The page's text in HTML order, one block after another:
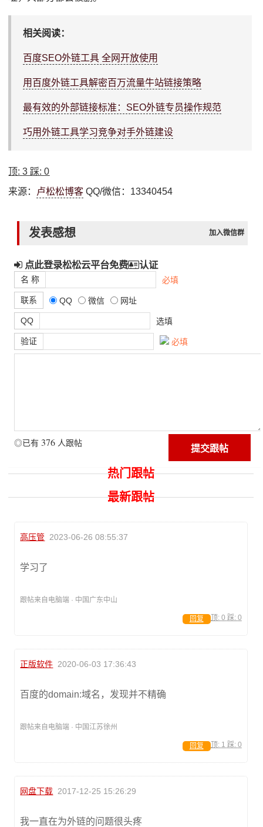
相关阅读：
百度SEO外链工具 全网开放使用
用百度外链工具解密百万流量牛站链接策略
最有效的外部链接标准：SEO外链专员操作规范
巧用外链工具学习竞争对手外链建设
顶:3 踩:0
来源： 卢松松博客 QQ/微信：13340454
发表感想 加入微信群
点此登录松松云平台免费 认证
名 称 必填
联系 QQ 微信 网址
QQ 选填
验证 必填
◎已有 376 人跟帖
热门跟帖
最新跟帖
高压管 2023-06-26 08:55:37
学习了
跟帖来自电脑端 · 中国广东中山
顶: 0 踩: 0
回复
正版软件 2020-06-03 17:36:43
百度的domain:域名，发现并不精确
跟帖来自电脑端 · 中国江苏徐州
顶: 1 踩: 0
回复
网盘下载 2017-12-25 15:26:29
我一直在为外链的问题很头疼